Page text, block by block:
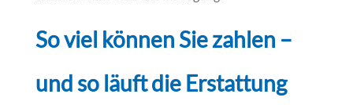
So viel können Sie zahlen –
und so läuft die Erstattung